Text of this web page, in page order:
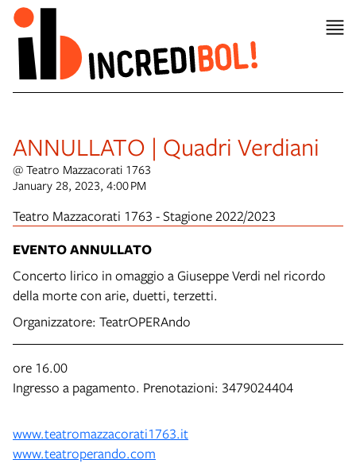
ANNULLATO | Quadri Verdiani
@ Teatro Mazzacorati 1763
January 28, 2023, 4:00 PM
Teatro Mazzacorati 1763 - Stagione 2022/2023
EVENTO ANNULLATO
Concerto lirico in omaggio a Giuseppe Verdi nel ricordo
della morte con arie, duetti, terzetti.
Organizzatore: TeatrOPERAndo
ore 16.00
Ingresso a pagamento. Prenotazioni: 3479024404
www.teatromazzacorati1763.it
www.teatroperando.com